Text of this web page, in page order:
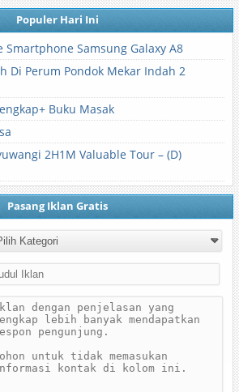
Populer Hari Ini
Samsung Galaxy A8
Di Perum Pondok Mekar Indah 2
Buku Masak
2H1M Valuable Tour – (D)
Pasang Iklan Gratis